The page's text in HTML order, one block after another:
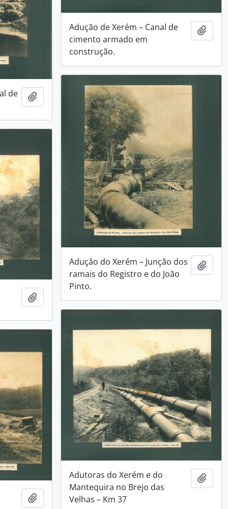
Adução de Xerém – Canal de
cimento armado em
construção.
de
Adicionar a área de transferência
Adução do Xerém – Junção dos
ramais do Registro e do João
Pinto.
Adicionar a área de transferência
Adutoras do Xerém e do
Mantequira no Brejo das
Velhas – Km 37
Adicionar a área de transferência